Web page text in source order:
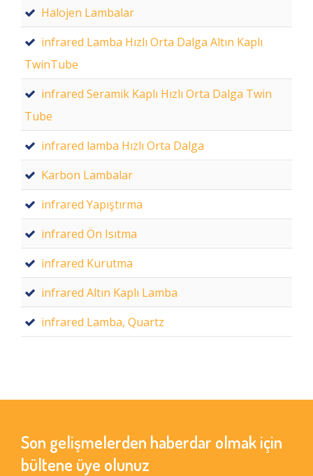
Halojen Lambalar
infrared Lamba Hızlı Orta Dalga Altın Kaplı
TwinTube
infrared Seramik Kaplı Hızlı Orta Dalga Twin
Tube
infrared lamba Hızlı Orta Dalga
Karbon Lambalar
infrared Yapıştırma
infrared Ön Isıtma
infrared Kurutma
infrared Altın Kaplı Lamba
infrared Lamba, Quartz
Son gelişmelerden haberdar olmak için
bültene üye olunuz